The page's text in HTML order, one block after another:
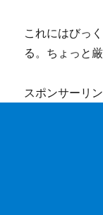
これにはびっ
る。ちょっと
スポンサーリ